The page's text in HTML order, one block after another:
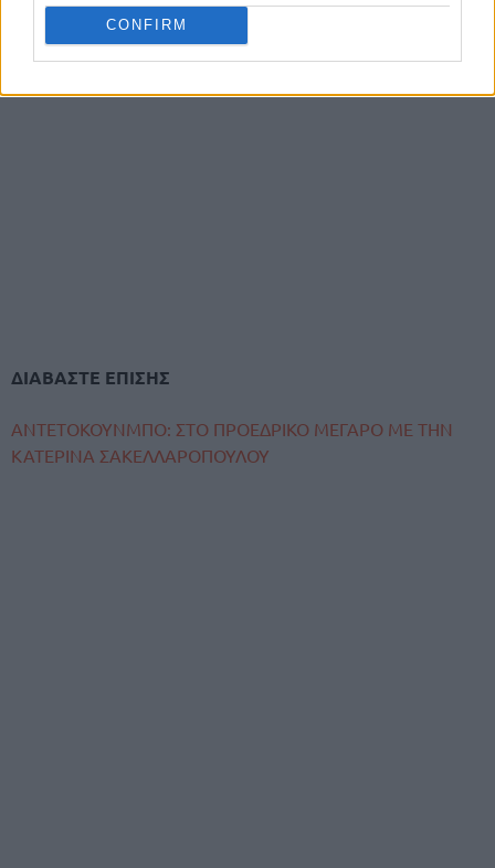
CONFIRM
ΔΙΑΒΑΣΤΕ ΕΠΙΣΗΣ
ΑΝΤΕΤΟΚΟΥΝΜΠΟ: ΣΤΟ ΠΡΟΕΔΡΙΚΟ ΜΕΓΑΡΟ ΜΕ ΤΗΝ
ΚΑΤΕΡΙΝΑ ΣΑΚΕΛΛΑΡΟΠΟΥΛΟΥ